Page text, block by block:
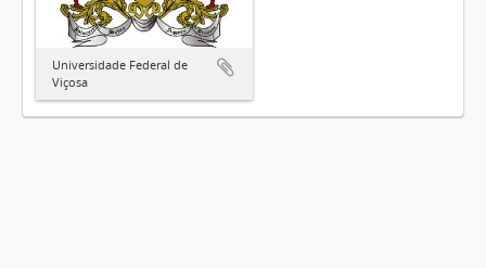
Universidade Federal de
Viçosa